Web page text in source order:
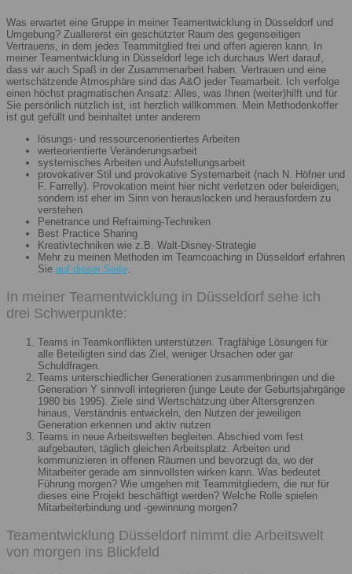
Was erwartet eine Gruppe in meiner Teamentwicklung in Düsseldorf und
Umgebung? Zuallererst ein geschützter Raum des gegenseitigen
Vertrauens, in dem jedes Teammitglied frei und offen agieren kann. In
meiner Teamentwicklung in Düsseldorf lege ich durchaus Wert darauf,
dass wir auch Spaß in der Zusammenarbeit haben. Vertrauen und eine
wertschätzende Atmosphäre sind das A&O jeder Teamarbeit. Ich verfolge
einen höchst pragmatischen Ansatz: Alles, was Ihnen (weiter)hilft und für
Sie persönlich nützlich ist, ist herzlich willkommen. Mein Methodenkoffer
ist gut gefüllt und beinhaltet unter anderem
lösungs- und ressourcenorientiertes Arbeiten
werteorientierte Veränderungsarbeit
systemisches Arbeiten und Aufstellungsarbeit
provokativer Stil und provokative Systemarbeit (nach N. Höfner und
F. Farrelly). Provokation meint hier nicht verletzen oder beleidigen,
sondern ist eher im Sinn von herauslocken und herausfordern zu
verstehen
Penetrance und Refraiming-Techniken
Best Practice Sharing
Kreativtechniken wie z.B. Walt-Disney-Strategie
Mehr zu meinen Methoden im Teamcoaching in Düsseldorf erfahren
Sie auf dieser Seite.
In meiner Teamentwicklung in Düsseldorf sehe ich
drei Schwerpunkte:
Teams in Teamkonflikten unterstützen. Tragfähige Lösungen für
alle Beteiligten sind das Ziel, weniger Ursachen oder gar
Schuldfragen.
Teams unterschiedlicher Generationen zusammenbringen und die
Generation Y sinnvoll integrieren (junge Leute der Geburtsjahrgänge
1980 bis 1995). Ziele sind Wertschätzung über Altersgrenzen
hinaus, Verständnis entwickeln, den Nutzen der jeweiligen
Generation erkennen und aktiv nutzen
Teams in neue Arbeitswelten begleiten. Abschied vom fest
aufgebauten, täglich gleichen Arbeitsplatz. Arbeiten und
kommunizieren in offenen Räumen und bevorzugt da, wo der
Mitarbeiter gerade am sinnvollsten wirken kann. Was bedeutet
Führung morgen? Wie umgehen mit Teammitgliedern, die nur für
dieses eine Projekt beschäftigt werden? Welche Rolle spielen
Mitarbeiterbindung und -gewinnung morgen?
Teamentwicklung Düsseldorf nimmt die Arbeitswelt
von morgen ins Blickfeld